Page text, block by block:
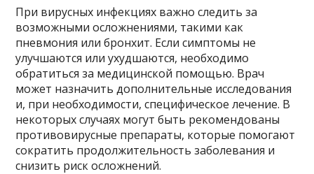
При вирусных инфекциях важно следить за
возможными осложнениями, такими как
пневмония или бронхит. Если симптомы не
улучшаются или ухудшаются, необходимо
обратиться за медицинской помощью. Врач
может назначить дополнительные исследования
и, при необходимости, специфическое лечение. В
некоторых случаях могут быть рекомендованы
противовирусные препараты, которые помогают
сократить продолжительность заболевания и
снизить риск осложнений.